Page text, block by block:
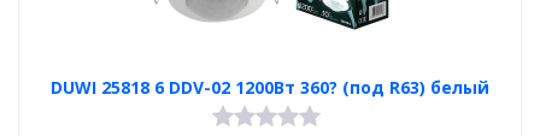
DUWI 25818 6 DDV-02 1200Вт 360? (под R63) белый